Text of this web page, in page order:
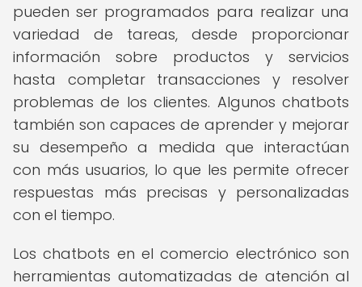
pueden ser programados para realizar una
variedad de tareas, desde proporcionar
información sobre productos y servicios
hasta completar transacciones y resolver
problemas de los clientes. Algunos chatbots
también son capaces de aprender y mejorar
su desempeño a medida que interactúan
con más usuarios, lo que les permite ofrecer
respuestas más precisas y personalizadas
con el tiempo.
Los chatbots en el comercio electrónico son
herramientas automatizadas de atención al